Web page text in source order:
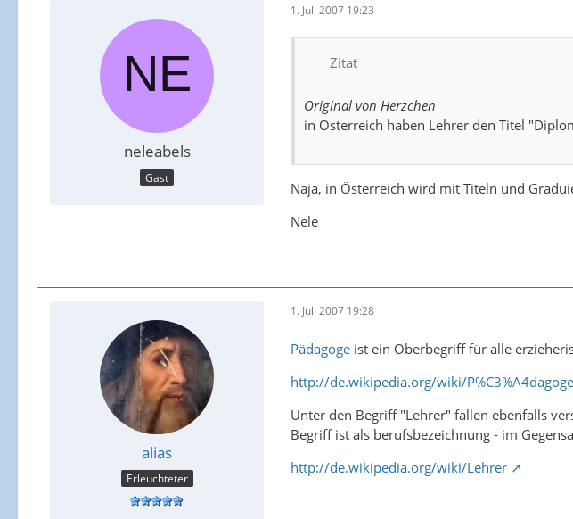
neleabels
Gast
1. Juli 2007 19:23
Zitat
Original von Herzchen
in Österreich haben Lehrer den Titel
Naja, in Österreich wird mit Titeln und
Nele
alias
Erleuchteter
1. Juli 2007 19:28
Pädagoge ist ein Oberbegriff für alle
http://de.wikipedia.org/wiki/P%C3%A4dagoge
Unter den Begriff "Lehrer" fallen ebenfalls
Begriff ist als berufsbezeichnung - im
http://de.wikipedia.org/wiki/Lehrer